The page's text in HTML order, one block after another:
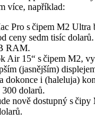
více, například:
Pro s čipem M2 Ultra
ceny sedm tisíc
RAM.
Air 15“ s čipem M2,
(jasnějším)
dokonce i (haleluja)
300 dolarů.
nově dostupný s